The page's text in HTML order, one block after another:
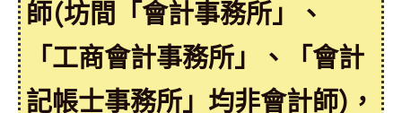
師(坊間「會計事務所」、
「工商會計事務所」、「會計
記帳士事務所」均非會計師)，